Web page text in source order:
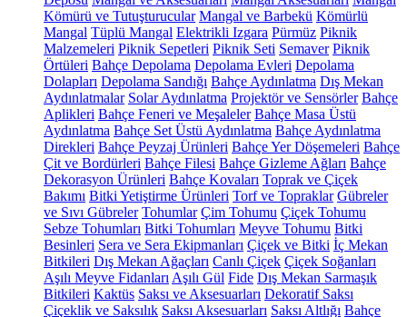
Kömürü ve Tutuşturucular Mangal ve Barbekü Kömürlü
Mangal Tüplü Mangal Elektrikli Izgara Pürmüz Piknik
Malzemeleri Piknik Sepetleri Piknik Seti Semaver Piknik
Örtüleri Bahçe Depolama Depolama Evleri Depolama
Dolapları Depolama Sandığı Bahçe Aydınlatma Dış Mekan
Aydınlatmalar Solar Aydınlatma Projektör ve Sensörler Bahçe
Aplikleri Bahçe Feneri ve Meşaleler Bahçe Masa Üstü
Aydınlatma Bahçe Set Üstü Aydınlatma Bahçe Aydınlatma
Direkleri Bahçe Peyzaj Ürünleri Bahçe Yer Döşemeleri Bahçe
Çit ve Bordürleri Bahçe Filesi Bahçe Gizleme Ağları Bahçe
Dekorasyon Ürünleri Bahçe Kovaları Toprak ve Çiçek
Bakımı Bitki Yetiştirme Ürünleri Torf ve Topraklar Gübreler
ve Sıvı Gübreler Tohumlar Çim Tohumu Çiçek Tohumu
Sebze Tohumları Bitki Tohumları Meyve Tohumu Bitki
Besinleri Sera ve Sera Ekipmanları Çiçek ve Bitki İç Mekan
Bitkileri Dış Mekan Ağaçları Canlı Çiçek Çiçek Soğanları
Aşılı Meyve Fidanları Aşılı Gül Fide Dış Mekan Sarmaşık
Bitkileri Kaktüs Saksı ve Aksesuarları Dekoratif Saksı
Çiçeklik ve Saksılık Saksı Aksesuarları Saksı Altlığı Bahçe